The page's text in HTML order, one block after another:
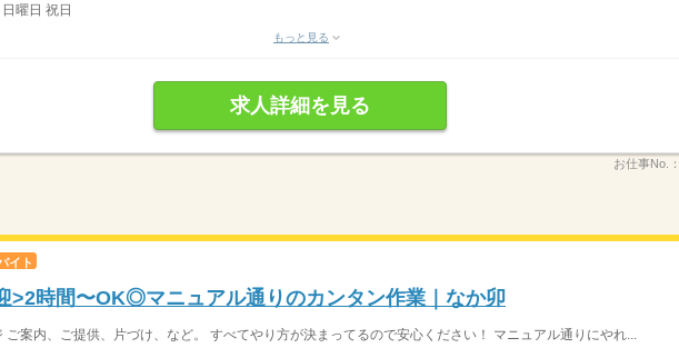
曜日 祝日
もっと見る
求人詳細を見る
お仕事No.：
イト
>2時間〜OK◎マニュアル通りのカンタン作業｜なか卯
案内、ご提供、片づけ、など。 すべてやり方が決まってるので安心ください！ マニュアル通りにやれ...